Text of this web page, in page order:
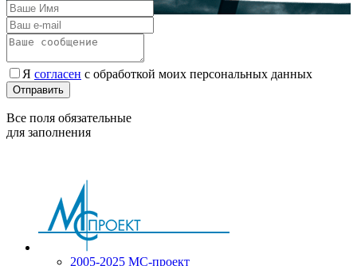
Я согласен с обработкой моих персональных данных
Отправить
Все поля обязательные
для заполнения
2005-2025 МС-проект